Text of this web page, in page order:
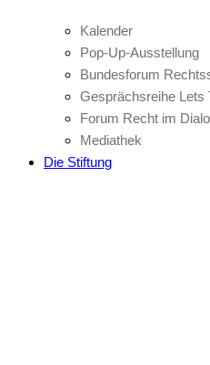
Kalender
Pop-Up-Ausstellung
Bundesforum
Gesprächsreihe Lets
Forum Recht im
Mediathek
Die Stiftung